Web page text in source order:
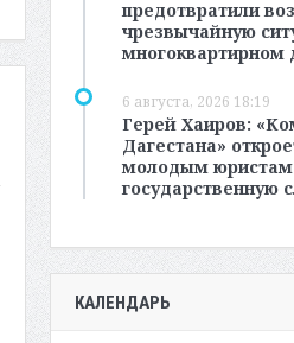
предотвратили
чрезвычайную
многоквартирном
6 августа, 2026 18:19
Герей Хаиров:
Дагестана»
молодым юристам
государственную
КАЛЕНДАРЬ